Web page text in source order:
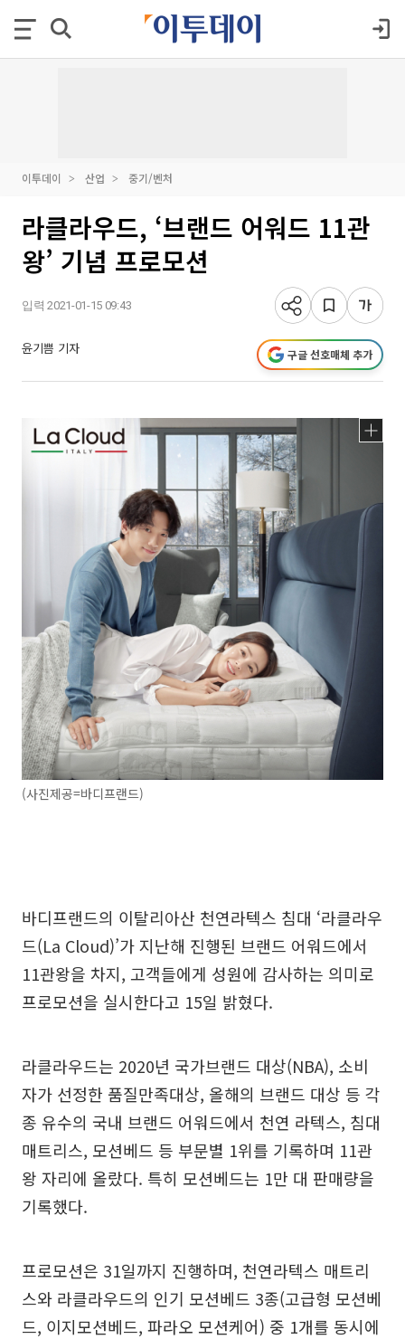
이투데이 산업 중기/벤처
라클라우드, ‘브랜드 어워드 11관
왕’ 기념 프로모션
입력 2021-01-15 09:43
윤기쁨 기자 구글 선호매체 추가
(사진제공=바디프랜드)
바디프랜드의 이탈리아산 천연라텍스 침대 ‘라클라우
드(La Cloud)’가 지난해 진행된 브랜드 어워드에서
11관왕을 차지, 고객들에게 성원에 감사하는 의미로
프로모션을 실시한다고 15일 밝혔다.
라클라우드는 2020년 국가브랜드 대상(NBA), 소비
자가 선정한 품질만족대상, 올해의 브랜드 대상 등 각
종 유수의 국내 브랜드 어워드에서 천연 라텍스, 침대
매트리스, 모션베드 등 부문별 1위를 기록하며 11관
왕 자리에 올랐다. 특히 모션베드는 1만 대 판매량을
기록했다.
프로모션은 31일까지 진행하며, 천연라텍스 매트리
스와 라클라우드의 인기 모션베드 3종(고급형 모션베
드, 이지모션베드, 파라오 모션케어) 중 1개를 동시에